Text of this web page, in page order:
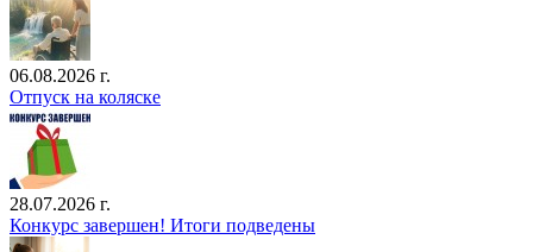
06.08.2026 г.
Отпуск на коляске
28.07.2026 г.
Конкурс завершен! Итоги подведены